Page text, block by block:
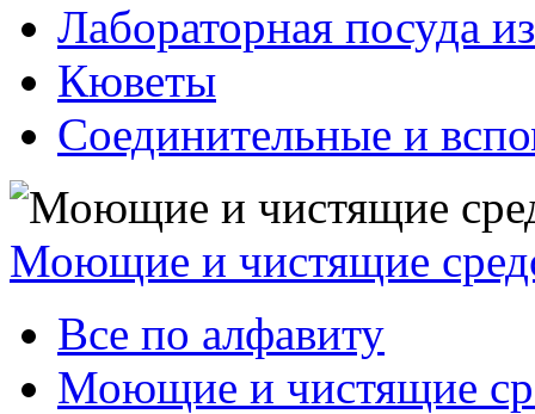
Лабораторная посуда
Кюветы
Соединительные и
Моющие и чистящие
Все по алфавиту
Моющие и чистящие